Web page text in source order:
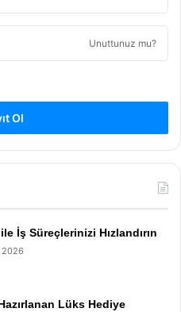
Unuttunuz mu?
Ol
İş Süreçlerinizi Hızlandırın
2026
Lüks Hediye